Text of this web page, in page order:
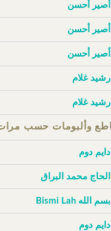
أصير أحسن
أصير أحسن
أصير أحسن
رشيد غلام
رشيد غلام
دايم دوم
الحاج محمد البراق
بسم الله Bismi Lah
دايم دوم